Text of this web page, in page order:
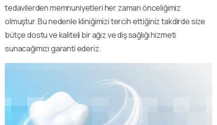
tedavilerden memnuniyetleri her zaman önceliğimiz
olmuştur. Bu nedenle kliniğimizi tercih ettiğiniz takdirde size
bütçe dostu ve kaliteli bir ağız ve diş sağlığı hizmeti
sunacağımızı garanti ederiz.